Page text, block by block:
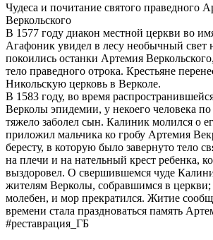
Чудеса и почитание святого праведного
Веркольского
В 1577 году диакон местной церкви во
Агафоник увидел в лесу необычный свет
покоились останки Артемия
тело праведного отрока. Крестьяне
Никольскую церковь в Верколе.
В 1583 году, во время
Верколы эпидемии, у некоего человека
тяжело заболел сын. Калиник молился о
приложил мальчика ко гробу Артемия
бересту, в которую было завернуто тело
на плечи и на нательный крест ребенка,
выздоровел. О свершившемся чуде
жителям Верколы, собравшимся в
молебен, и мор прекратился. Житие
времени стала праздноваться память
#реставрация_ГБ